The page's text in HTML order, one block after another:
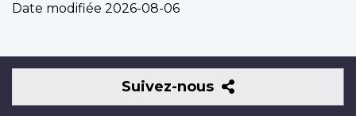
Date modifiée 2026-08-06
Suivez-nous
Suivez-
nous